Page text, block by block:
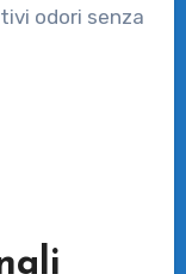
odori senza